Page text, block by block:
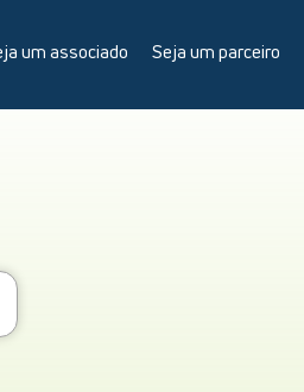
um associado Seja um parceiro